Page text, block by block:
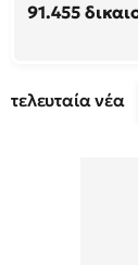
91.455
τελευταία νέα